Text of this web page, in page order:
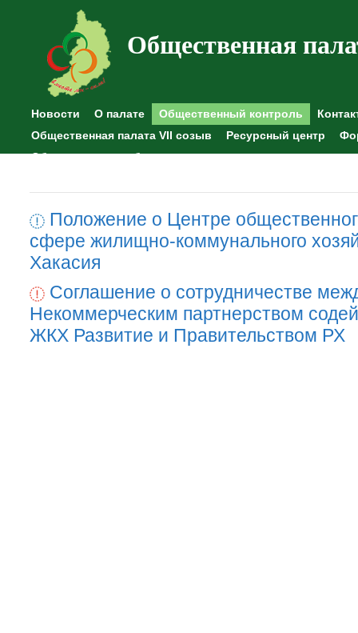
Общественная
Новости О палате Общественный контроль
Общественная палата VII созыв
Ресурсный центр
Общественные наблюдения
Положение о Центре
сфере жилищно-коммунального
Хакасия
Соглашение о сотрудничестве
Некоммерческим партнерством
ЖКХ Развитие и Правительством РХ